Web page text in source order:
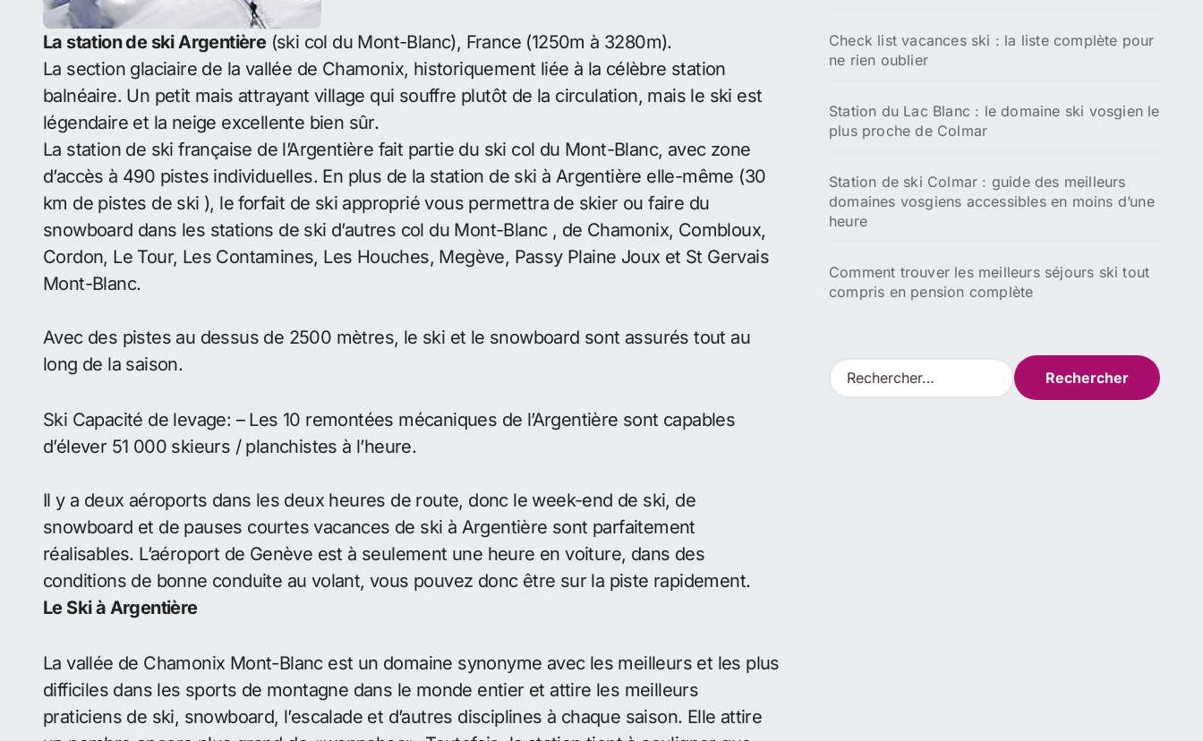
La station de ski Argentière(ski col du Mont-Blanc), France (1250m à 3280m).
La section glaciaire de la vallée de Chamonix, historiquement liée à la célèbre station
balnéaire. Un petit mais attrayant village qui souffre plutôt de la circulation, mais le ski est
légendaire et la neige excellente bien sûr.
La station de ski française de l’Argentière fait partie du ski col du Mont-Blanc, avec zone
d’accès à 490 pistes individuelles. En plus de la station de ski à Argentière elle-même (30
km de pistes de ski ), le forfait de ski approprié vous permettra de skier ou faire du
snowboard dans les stations de ski d’autres col du Mont-Blanc , de Chamonix, Combloux,
Cordon, Le Tour, Les Contamines, Les Houches, Megève, Passy Plaine Joux et St Gervais
Mont-Blanc.
Avec des pistes au dessus de 2500 mètres, le ski et le snowboard sont assurés tout au
long de la saison.
Ski Capacité de levage: – Les 10 remontées mécaniques de l’Argentière sont capables
d’élever 51 000 skieurs / planchistes à l’heure.
Il y a deux aéroports dans les deux heures de route, donc le week-end de ski, de
snowboard et de pauses courtes vacances de ski à Argentière sont parfaitement
réalisables. L’aéroport de Genève est à seulement une heure en voiture, dans des
conditions de bonne conduite au volant, vous pouvez donc être sur la piste rapidement.
Le Ski à Argentière
La vallée de Chamonix Mont-Blanc est un domaine synonyme avec les meilleurs et les plus
difficiles dans les sports de montagne dans le monde entier et attire les meilleurs
praticiens de ski, snowboard, l’escalade et d’autres disciplines à chaque saison. Elle attire
Check list vacances ski : la liste complète pour
ne rien oublier
Station du Lac Blanc : le domaine ski vosgien le
plus proche de Colmar
Station de ski Colmar : guide des meilleurs
domaines vosgiens accessibles en moins d’une
heure
Comment trouver les meilleurs séjours ski tout
compris en pension complète
R
e